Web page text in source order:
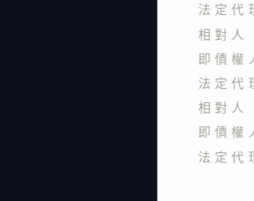
法定代
相對人
即債權
法定代
相對人
即債權
法定代